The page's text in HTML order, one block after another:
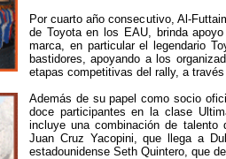
Por cuarto año consecutivo, Al-
de Toyota en los EAU, brinda
marca, en particular el legendario
bastidores, apoyando a los
etapas competitivas del rally, a
Además de su papel como socio
doce participantes en la clase
incluye una combinación de talento
Juan Cruz Yacopini, que llega a
estadounidense Seth Quintero, que